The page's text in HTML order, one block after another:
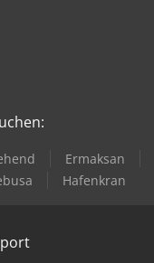
Ermaksan
Hafenkran